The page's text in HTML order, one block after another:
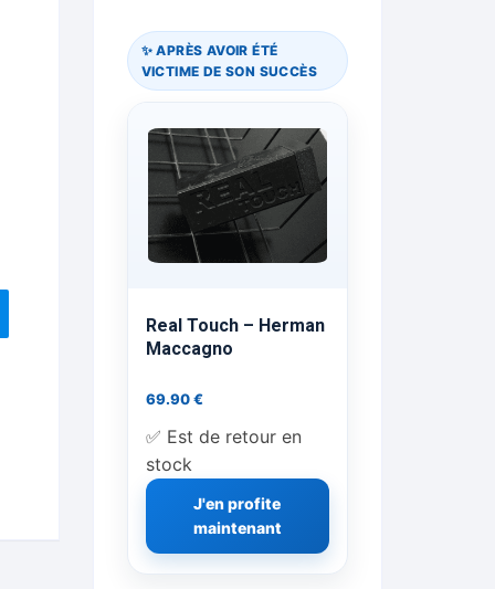
✨ APRÈS AVOIR ÉTÉ
VICTIME DE SON SUCCÈS
Real Touch – Herman
Maccagno
69.90€
✅ Est de retour en
stock
J'en profite
maintenant